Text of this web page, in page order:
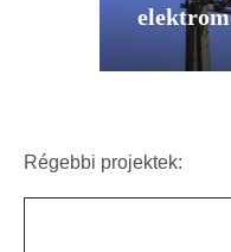
okozta
Régebbi projektek: